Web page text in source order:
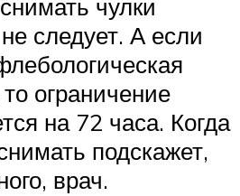
чулки
следует. А если
ограничение
на 72 часа. Когда
подскажет,
врач.